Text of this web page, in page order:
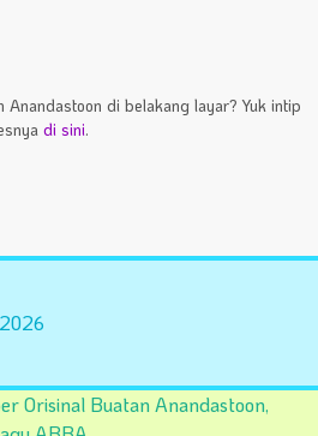
Anandastoon di belakang layar? Yuk intip
di sini.
Orisinal Buatan Anandastoon,